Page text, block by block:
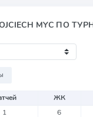
MYC ПО
ЖК
1 6